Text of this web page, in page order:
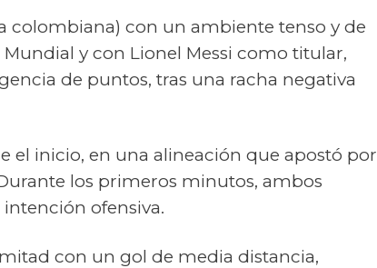
colombiana) con un ambiente tenso y de
y con Lionel Messi como titular,
de puntos, tras una racha negativa
el inicio, en una alineación que apostó por
los primeros minutos, ambos
ofensiva.
con un gol de media distancia,